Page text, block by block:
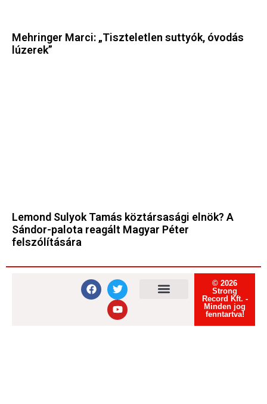
Mehringer Marci: „Tiszteletlen suttyók, óvodás
lúzerek”
Lemond Sulyok Tamás köztársasági elnök? A
Sándor-palota reagált Magyar Péter
felszólítására
© 2026
Strong
Record Kft. -
Minden jog
fenntartva!